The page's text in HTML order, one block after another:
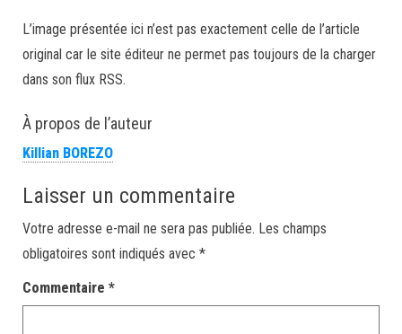
L’image présentée ici n’est pas exactement celle de l’article
original car le site éditeur ne permet pas toujours de la charger
dans son flux RSS.
À propos de l’auteur
Killian BOREZO
Laisser un commentaire
Votre adresse e-mail ne sera pas publiée. Les champs
obligatoires sont indiqués avec *
Commentaire *